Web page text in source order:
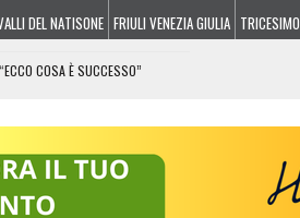
DEL NATISONE FRIULI VENEZIA GIULIA TRICESIMO
COSA È SUCCESSO”